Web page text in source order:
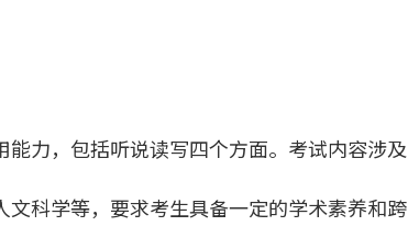
力，包括听说读写四个方面。考试内容涉及
科学等，要求考生具备一定的学术素养和跨